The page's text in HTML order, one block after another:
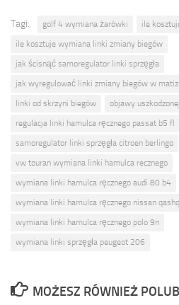
Tagi: golf 4 wymiana żarówki
ile
ile kosztuje wymiana linki zmiany biegów
jak ścisnąć samoregulator linki sprzęgła
jak wyregulować linki zmiany biegów w
linki od skrzyni biegów
objawy
regulacja linki hamulca ręcznego passat b5 fl
samoregulator linki sprzęgła citroen berlingo
vw touran wymiana linki hamulca recznego
wymiana linki hamulca ręcznego audi 80 b4
wymiana linki hamulca ręcznego nissan
wymiana linki hamulca ręcznego polo 9n
wymiana linki sprzęgła peugeot 206
MOŻESZ RÓWNIEŻ